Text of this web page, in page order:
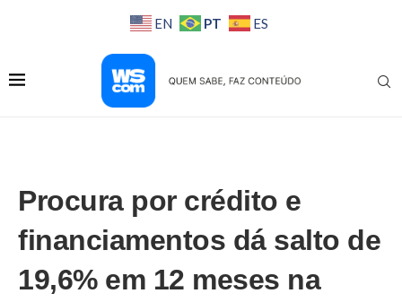
EN PT ES
Procura por crédito e
financiamentos dá salto de
19,6% em 12 meses na